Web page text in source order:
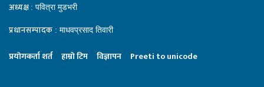
अध्यक्ष : पवित्रा मुडभरी
प्रधानसम्पादक : माधवप्रसाद तिवारी
प्रयाेगकर्ता शर्त हाम्राे टिम विज्ञापन Preeti to unicode